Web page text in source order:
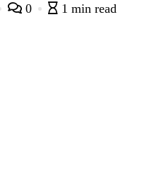
gr ed di
0 1 min read